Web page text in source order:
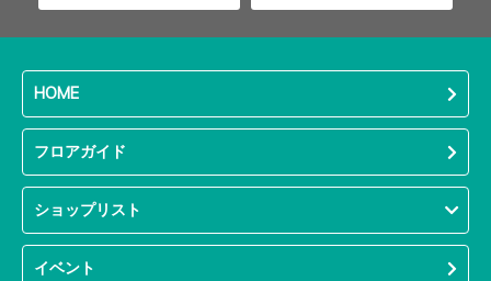
HOME
フロアガイド
ショップリスト
イベント